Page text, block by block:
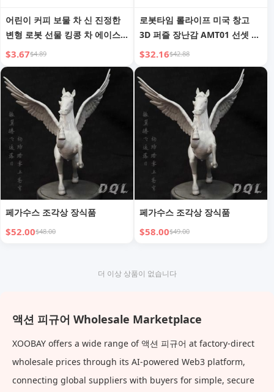
어린이 커피 보물 차 신 진정한
변형 로봇 선물 킹콩 차 에이스
구조 소년 특수 경찰 장난감
$3.67$4.89
로봇타임 롤라이프 미국 창고
3D 퍼즐 장난감 AMT01 선셋 카
니발 오르골 DIY 미니어처 하우
스 드롭쉬핑
$32.16$42.88
페가수스 조각상 장식품
$52.00$48.00
페가수스 조각상 장식품
$58.00$49.00
더 이상 상품이 없습니다
액션 피규어 Wholesale Marketplace
XOOBAY offers a wide range of 액션 피규어 at factory-direct
wholesale prices through its AI-powered Web3 platform,
connecting global suppliers with buyers for simple, secure